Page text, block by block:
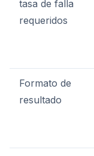
tasa de falla
requeridos
Formato de
resultado